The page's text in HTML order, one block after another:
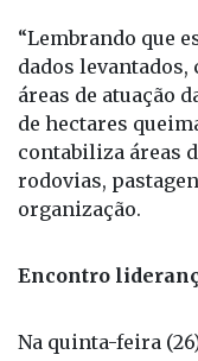
canavicultores.
“Lembrando que
dados
áreas de atuação
de hectares
contabiliza áreas
organização.
Encontro